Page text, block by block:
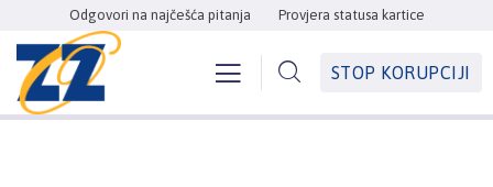
Odgovori na najčešća pitanja Provjera statusa kartice
STOP KORUPCIJI